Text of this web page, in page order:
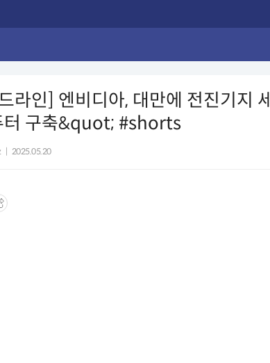
라인] 엔비디아, 대만에 전진기
터 구축&quot; #shorts
2025.05.20